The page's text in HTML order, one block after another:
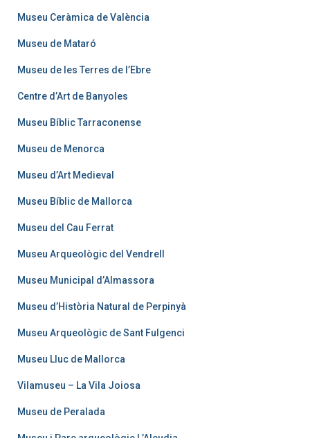
Museu Ceràmica de València
Museu de Mataró
Museu de les Terres de l’Ebre
Centre d’Art de Banyoles
Museu Bíblic Tarraconense
Museu de Menorca
Museu d’Art Medieval
Museu Bíblic de Mallorca
Museu del Cau Ferrat
Museu Arqueològic del Vendrell
Museu Municipal d’Almassora
Museu d’Història Natural de Perpinyà
Museu Arqueològic de Sant Fulgenci
Museu Lluc de Mallorca
Vilamuseu – La Vila Joiosa
Museu de Peralada